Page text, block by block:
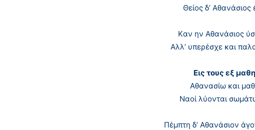
Θείος δ’
Kαν ην Aθανάσιος
Aλλ’ υπερέσχε και
Εις τους εξ
Aθανασίω και
Nαοί λύονται
Πέμπτη δ’ Aθανάσιον